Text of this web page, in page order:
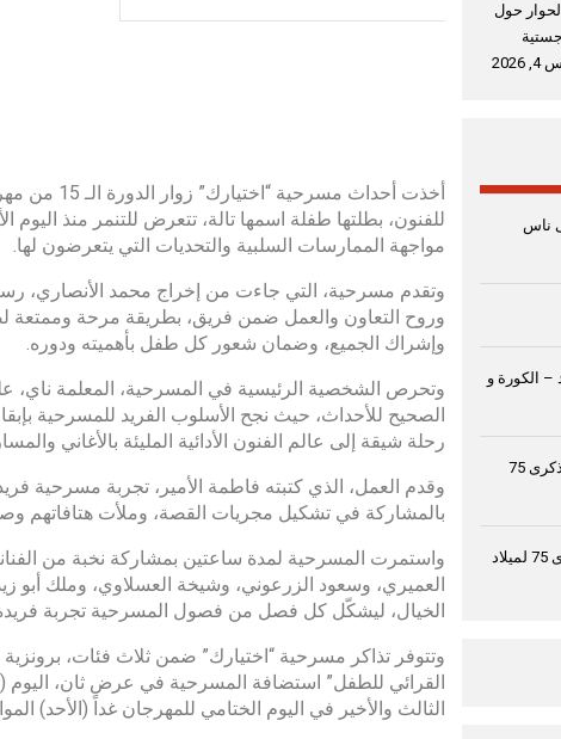
أخذت
للفنون، بطلتها طفلة اسمها تالة، تتعرض للتنمر منذ اليوم
مواجهة الممارسات السلبية والتحديات التي يتعرضون لها.
وتقدم مسرحية، التي جاءت من إخراج محمد الأنصاري،
وروح التعاون والعمل ضمن فريق، بطريقة مرحة وممتعة
وإشراك الجميع، وضمان شعور كل طفل بأهميته ودوره.
وتحرص الشخصية الرئيسية في المسرحية، المعلمة ناي،
الصحيح للأحداث، حيث نجح الأسلوب الفريد للمسرحية
رحلة شيقة إلى عالم الفنون الأدائية المليئة بالأغاني
وقدم العمل، الذي كتبته فاطمة الأمير، تجربة مسرحية
بالمشاركة في تشكيل مجريات القصة، وملأت هتافاتهم
واستمرت المسرحية لمدة ساعتين بمشاركة نخبة من
العميري، وسعود الزرعوني، وشيخة العسلاوي، وملك أبو
الخيال، ليشكّل كل فصل من فصول المسرحية تجربة فريدة
الثالث والأخير في اليوم الختامي للمهرجان غداً (الأحد) الموافق 12 مايو من الساعة الـ6 حتى
2026” يعزز الحوار حول
ناس
– الكورة و
جوجل تحتفل بالذكرى 75
جوجل تحتفل بالذكرى 75 لميلاد